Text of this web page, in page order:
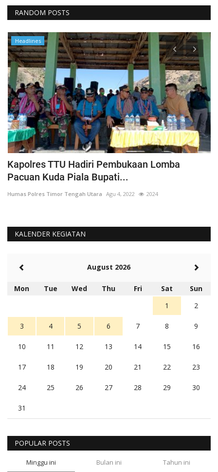
RANDOM POSTS
Headlines
Kapolres TTU Hadiri Pembukaan Lomba
Pacuan Kuda Piala Bupati...
Humas Polres Timor Tengah Utara Agu 4, 2022 2024
KALENDER KEGIATAN
August 2026
Mon Tue Wed Thu Fri Sat
Sun
1
2
3 4 5 6 7 8 9
10 11 12 13 14 15 16
17 18 19 20 21 22 23
24 25 26 27 28 29 30
31
POPULAR POSTS
Minggu ini Bulan ini Tahun ini